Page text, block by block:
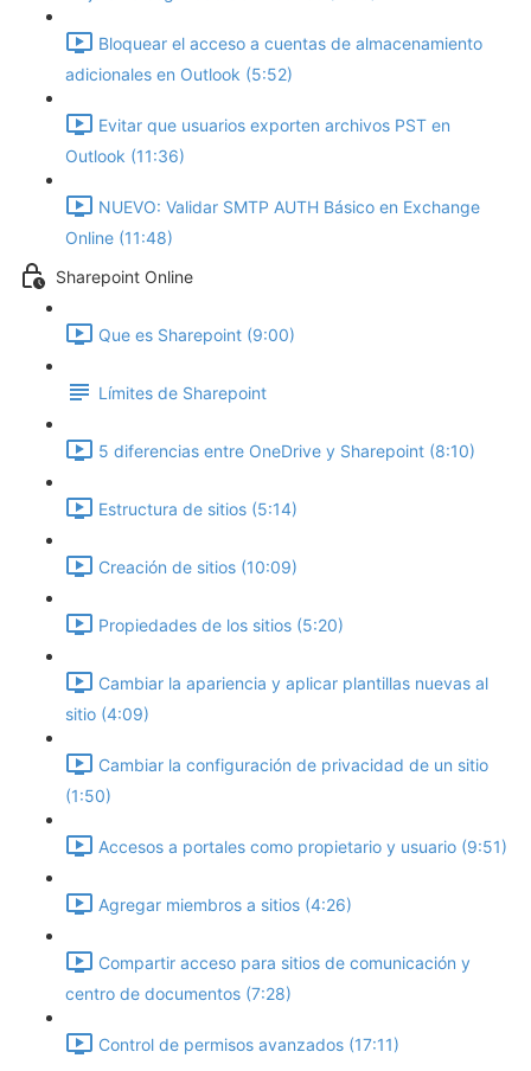
Bloquear el acceso a cuentas de almacenamiento
adicionales en Outlook (5:52)
Evitar que usuarios exporten archivos PST en
Outlook (11:36)
NUEVO: Validar SMTP AUTH Básico en Exchange
Online (11:48)
Sharepoint Online
Que es Sharepoint (9:00)
Límites de Sharepoint
5 diferencias entre OneDrive y Sharepoint (8:10)
Estructura de sitios (5:14)
Creación de sitios (10:09)
Propiedades de los sitios (5:20)
Cambiar la apariencia y aplicar plantillas nuevas al
sitio (4:09)
Cambiar la configuración de privacidad de un sitio
(1:50)
Accesos a portales como propietario y usuario (9:51)
Agregar miembros a sitios (4:26)
Compartir acceso para sitios de comunicación y
centro de documentos (7:28)
Control de permisos avanzados (17:11)